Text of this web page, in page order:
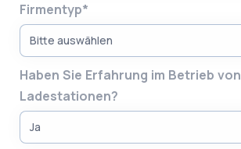
Firmentyp*
Haben Sie Erfahrung im Betrieb von
Ladestationen?